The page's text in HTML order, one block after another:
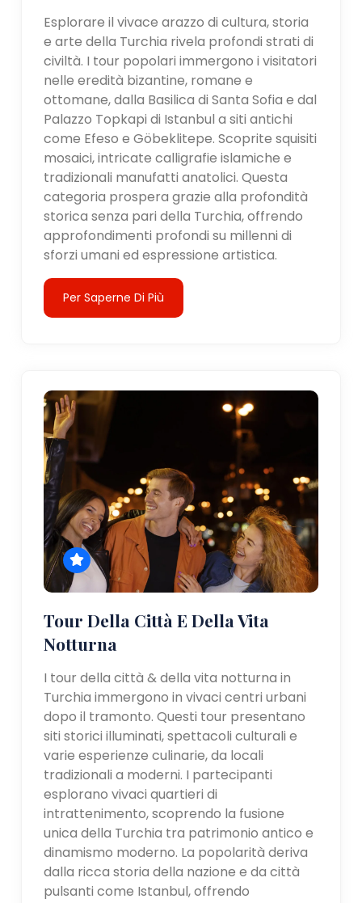
Esplorare il vivace arazzo di cultura, storia
e arte della Turchia rivela profondi strati di
civiltà. I tour popolari immergono i visitatori
nelle eredità bizantine, romane e
ottomane, dalla Basilica di Santa Sofia e dal
Palazzo Topkapi di Istanbul a siti antichi
come Efeso e Göbeklitepe. Scoprite squisiti
mosaici, intricate calligrafie islamiche e
tradizionali manufatti anatolici. Questa
categoria prospera grazie alla profondità
storica senza pari della Turchia, offrendo
approfondimenti profondi su millenni di
sforzi umani ed espressione artistica.
Per Saperne Di Più
Tour Della Città E Della Vita
Notturna
I tour della città & della vita notturna in
Turchia immergono in vivaci centri urbani
dopo il tramonto. Questi tour presentano
siti storici illuminati, spettacoli culturali e
varie esperienze culinarie, da locali
tradizionali a moderni. I partecipanti
esplorano vivaci quartieri di
intrattenimento, scoprendo la fusione
unica della Turchia tra patrimonio antico e
dinamismo moderno. La popolarità deriva
dalla ricca storia della nazione e da città
pulsanti come Istanbul, offrendo